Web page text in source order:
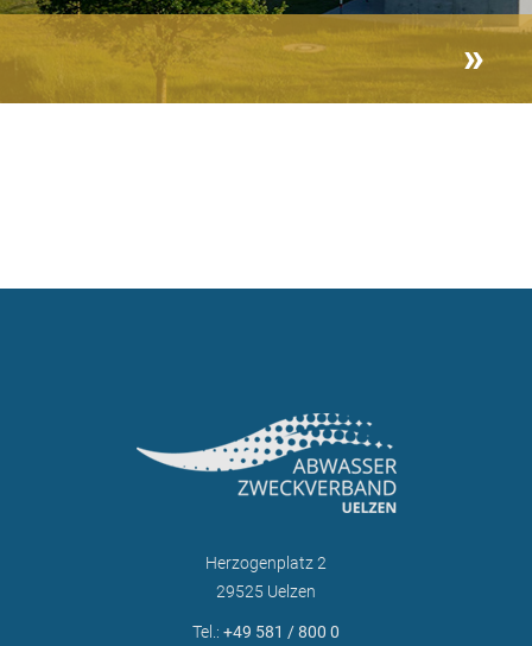
Herzogenplatz 2
29525 Uelzen
Tel.: +49 581 / 800 0